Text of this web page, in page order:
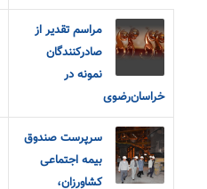
مراسم تقدیر از
صادرکنندگان
نمونه در
خراسان‌رضوی
سرپرست صندوق
بیمه اجتماعی
کشاورزان،